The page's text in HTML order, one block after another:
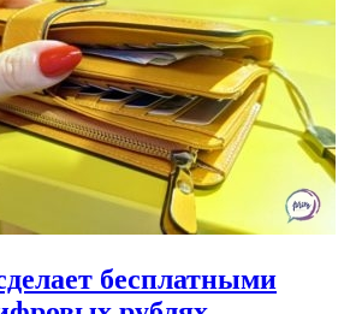
бесплатными